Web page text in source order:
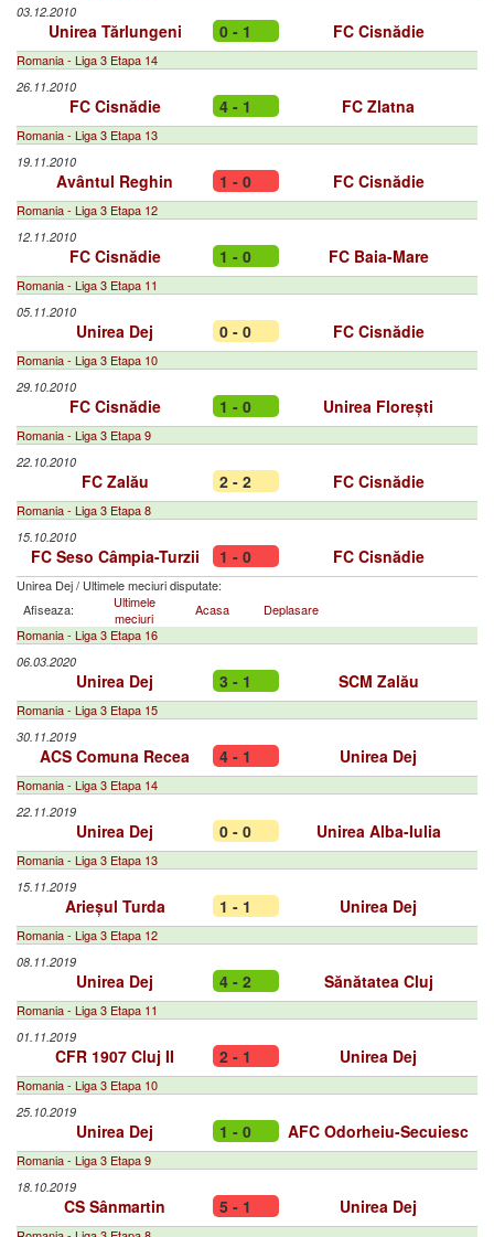
03.12.2010
Unirea Tărlungeni 0 - 1 FC Cisnădie
Romania - Liga 3 Etapa 14
26.11.2010
FC Cisnădie 4 - 1 FC Zlatna
Romania - Liga 3 Etapa 13
19.11.2010
Avântul Reghin 1 - 0 FC Cisnădie
Romania - Liga 3 Etapa 12
12.11.2010
FC Cisnădie 1 - 0 FC Baia-Mare
Romania - Liga 3 Etapa 11
05.11.2010
Unirea Dej 0 - 0 FC Cisnădie
Romania - Liga 3 Etapa 10
29.10.2010
FC Cisnădie 1 - 0 Unirea Florești
Romania - Liga 3 Etapa 9
22.10.2010
FC Zalău 2 - 2 FC Cisnădie
Romania - Liga 3 Etapa 8
15.10.2010
FC Seso Câmpia-Turzii 1 - 0 FC Cisnădie
Unirea Dej/ Ultimele meciuri disputate:
Afiseaza:
Ultimele
meciuri
Acasa
Deplasare
Romania - Liga 3 Etapa 16
06.03.2020
Unirea Dej 3 - 1 SCM Zalău
Romania - Liga 3 Etapa 15
30.11.2019
ACS Comuna Recea 4 - 1 Unirea Dej
Romania - Liga 3 Etapa 14
22.11.2019
Unirea Dej 0 - 0 Unirea Alba-Iulia
Romania - Liga 3 Etapa 13
15.11.2019
Arieșul Turda 1 - 1 Unirea Dej
Romania - Liga 3 Etapa 12
08.11.2019
Unirea Dej 4 - 2 Sănătatea Cluj
Romania - Liga 3 Etapa 11
01.11.2019
CFR 1907 Cluj II 2 - 1 Unirea Dej
Romania - Liga 3 Etapa 10
25.10.2019
Unirea Dej 1 - 0 AFC Odorheiu-Secuiesc
Romania - Liga 3 Etapa 9
18.10.2019
CS Sânmartin 5 - 1 Unirea Dej